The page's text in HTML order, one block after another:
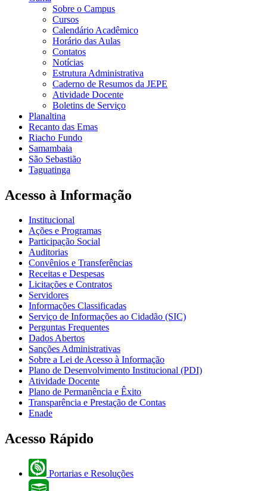
Sobre o Campus
Cursos
Calendário Acadêmico
Horário das Aulas
Contatos
Notícias
Estrutura Administrativa
Caderno de Resumos da JEPE
Atividade Docente
Boletins de Serviço
Planaltina
Recanto das Emas
Riacho Fundo
Samambaia
São Sebastião
Taguatinga
Acesso à Informação
Institucional
Ações e Programas
Participação Social
Auditorias
Convênios e Transferências
Receitas e Despesas
Licitações e Contratos
Servidores
Informações Classificadas
Serviço de Informações ao Cidadão (SIC)
Perguntas Frequentes
Dados Abertos
Sanções Administrativas
Sobre a Lei de Acesso à Informação
Plano de Desenvolvimento Institucional (PDI)
Atividade Docente
Plano de Permanência e Êxito
Transparência e Prestação de Contas
Enade
Acesso Rápido
Portarias e Resoluções